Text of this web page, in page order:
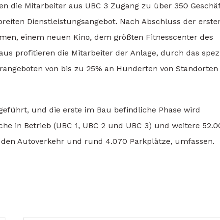
die Mitarbeiter aus UBC 3 Zugang zu über 350
Dienstleistungsangebot. Nach Abschluss der
einem neuen Kino, dem größten Fitnesscenter des
profitieren die Mitarbeiter der Anlage, durch das
von bis zu 25% an Hunderten von Standorten
und die erste im Bau befindliche Phase wird
in Betrieb (UBC 1, UBC 2 und UBC 3) und weitere
Autoverkehr und rund 4.070 Parkplätze, umfassen.